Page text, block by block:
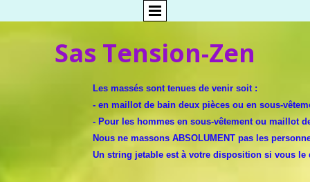
Sas Tension-Zen
Les massés sont tenues de venir soit :
- en maillot de bain deux pièces ou en sous-
- Pour les hommes en sous-vêtement ou maillot
Nous ne massons ABSOLUMENT pas les
Un string jetable est à votre disposition si vous le